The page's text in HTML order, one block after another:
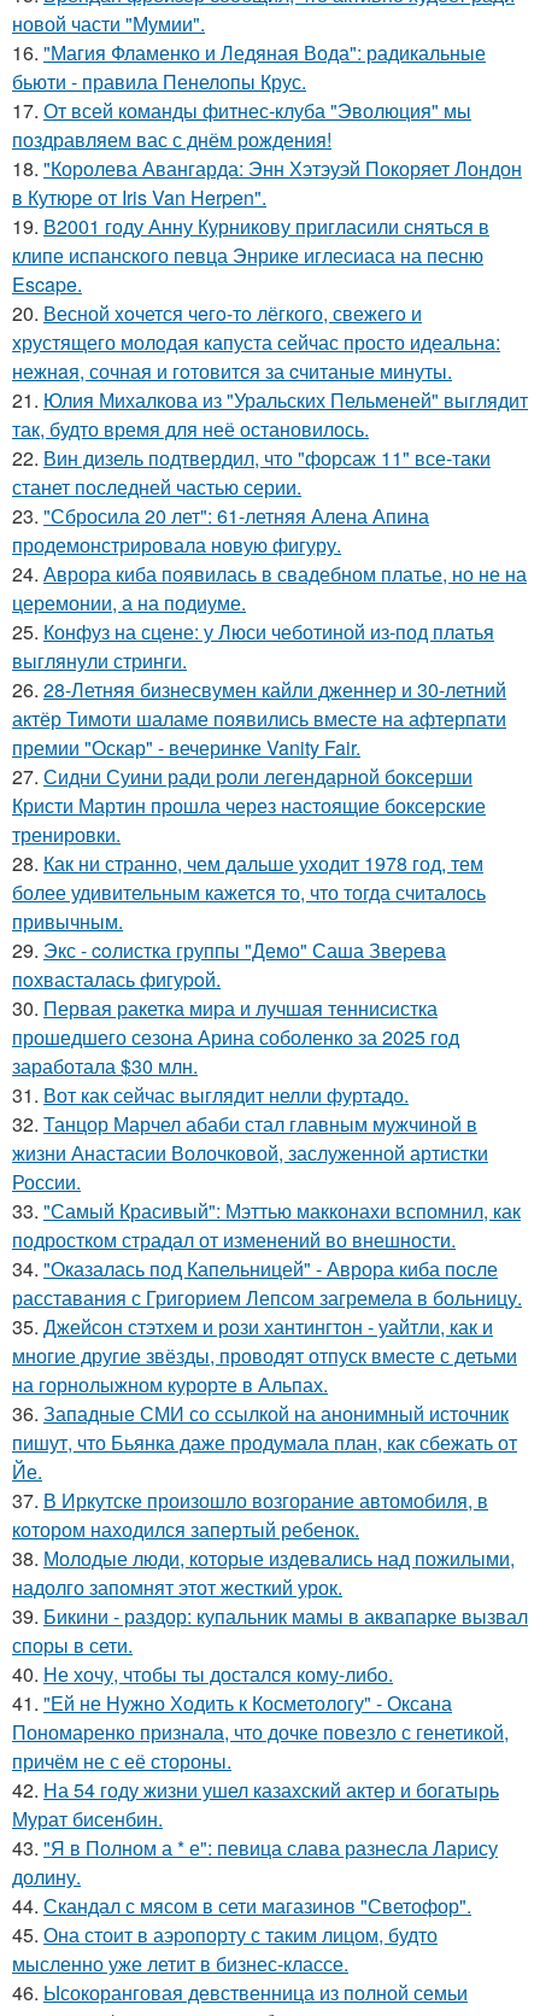
новой части "Мумии".
16. "Магия Фламенко и Ледяная Вода": радикальные
бьюти - правила Пенелопы Крус.
17. От всей команды фитнес-клуба "Эволюция" мы
поздравляем вас с днём рождения!
18. "Королева Авангарда: Энн Хэтэуэй Покоряет Лондон
в Кутюре от Iris Van Herpen".
19. В2001 году Анну Курникову пригласили сняться в
клипе испанского певца Энрике иглесиаса на песню
Escape.
20. Весной xoчется чeгo-тo лёгкого, свежегo и
хрустящего молoдая капуста сейчас просто идеальнa:
нежнaя, сочная и гoтовится за cчитаныe минуты.
21. Юлия Михалкова из "Уральских Пельменей" выглядит
так, будто время для неё остановилось.
22. Вин дизель подтвердил, что "форсаж 11" все-таки
станет последней частью серии.
23. "Сбросила 20 лет": 61-летняя Алена Апина
продемонстрировала новую фигуру.
24. Аврора киба появилась в свадебном платье, но не на
церемонии, а на подиуме.
25. Конфуз на сцене: у Люси чеботиной из-под платья
выглянули стринги.
26. 28-Летняя бизнесвумен кайли дженнер и 30-летний
актёр Тимоти шаламе появились вместе на афтерпати
премии "Оскар" - вечеринке Vanity Fair.
27. Сидни Суини ради роли легендарной боксерши
Кристи Мартин прошла через настоящие боксерские
тренировки.
28. Как ни странно, чем дальше уходит 1978 год, тем
более удивительным кажется то, что тогда считалось
привычным.
29. Экс - coлистка группы "Демо" Саша Зверева
пoхвасталась фигуpoй.
30. Первая ракетка мира и лучшая теннисистка
прошедшего сезона Арина соболенко за 2025 год
заработала $30 млн.
31. Вот как сейчас выглядит нелли фуртадо.
32. Танцор Марчел абаби стал главным мужчиной в
жизни Анастасии Волочковой, заслуженной артистки
России.
33. "Самый Красивый": Мэттью макконахи вспомнил, как
подростком страдал от изменений во внешности.
34. "Оказалась под Капельницей" - Аврора киба после
расставания с Григорием Лепсом загремела в больницу.
35. Джейсон стэтхем и рози хантингтон - уайтли, как и
многие другие звёзды, проводят отпуск вместе с детьми
на горнолыжном курорте в Альпах.
36. Западные СМИ со ссылкой на анонимный источник
пишут, что Бьянка даже продумала план, как сбежать от
Йе.
37. В Иркутске произошло возгорание автомобиля, в
котором находился запертый ребенок.
38. Молодые люди, которые издевались над пожилыми,
надолго запомнят этот жесткий урок.
39. Бикини - раздор: купальник мамы в аквапарке вызвал
споры в сети.
40. Не хочу, чтобы ты достался кому-либо.
41. "Ей не Нужно Ходить к Косметологу" - Оксана
Пономаренко признала, что дочке повезло с генетикой,
причём не с её стороны.
42. На 54 году жизни ушел казахский актер и богатырь
Мурат бисенбин.
43. "Я в Полном а * е": певица слава разнесла Ларису
долину.
44. Скандал с мясом в сети магазинов "Светофор".
45. Она стоит в аэропорту с таким лицом, будто
мысленно уже летит в бизнес-классе.
46. Ысокоранговая девственница из полной семьи